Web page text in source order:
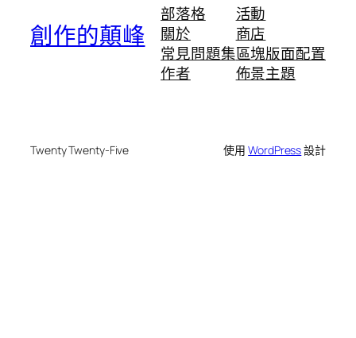
創作的顛峰
部落格
關於
常見問題集
作者
活動
商店
區塊版面配置
佈景主題
Twenty Twenty-Five 使用WordPress設計